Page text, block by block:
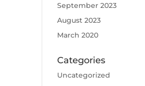
September 2023
August 2023
March 2020
Categories
Uncategorized